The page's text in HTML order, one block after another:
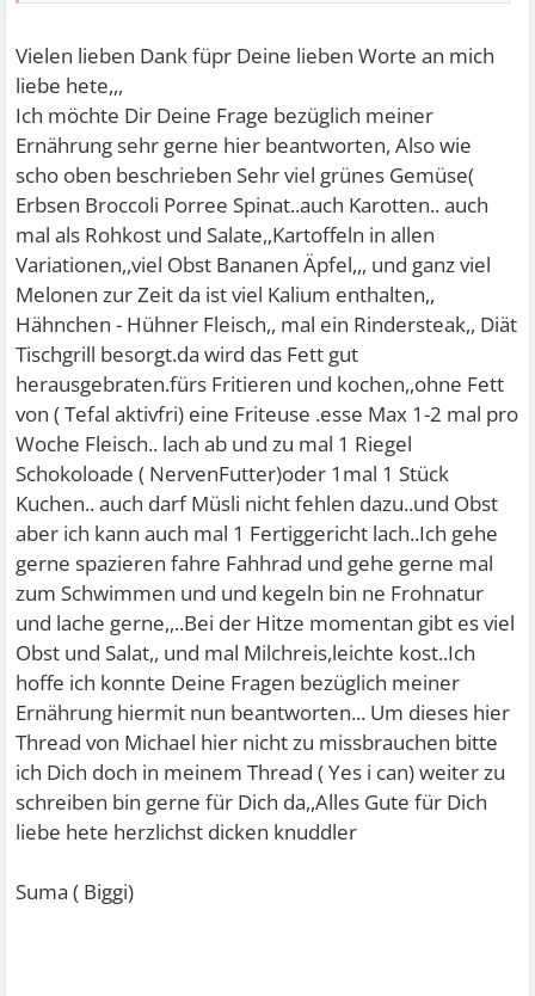
noch hier rein kommst,um unsereinen zu motivieren und
zu helfen....Könntest Du mir im Detail erklären,was Du
alles isst und trinkst??ich bin mir nämlich sehr sicher,dass
mir das eine grosse Hilfe ist.Mein Körper spielt nämlich
immer verrückt,je nachdem was ich ihm
zuführe......Lieben Dank und einen wundervollen Sonntag
noch......mimi
Vielen lieben Dank füpr Deine lieben Worte an mich
liebe hete,,,
Ich möchte Dir Deine Frage bezüglich meiner
Ernährung sehr gerne hier beantworten, Also wie
scho oben beschrieben Sehr viel grünes Gemüse(
Erbsen Broccoli Porree Spinat..auch Karotten.. auch
mal als Rohkost und Salate,,Kartoffeln in allen
Variationen,,viel Obst Bananen Äpfel,,, und ganz viel
Melonen zur Zeit da ist viel Kalium enthalten,,
Hähnchen - Hühner Fleisch,, mal ein Rindersteak,, Diät
Tischgrill besorgt.da wird das Fett gut
herausgebraten.fürs Fritieren und kochen,,ohne Fett
von ( Tefal aktivfri) eine Friteuse .esse Max 1-2 mal pro
Woche Fleisch.. lach ab und zu mal 1 Riegel
Schokoloade ( NervenFutter)oder 1mal 1 Stück
Kuchen.. auch darf Müsli nicht fehlen dazu..und Obst
aber ich kann auch mal 1 Fertiggericht lach..Ich gehe
gerne spazieren fahre Fahhrad und gehe gerne mal
zum Schwimmen und und kegeln bin ne Frohnatur
und lache gerne,,..Bei der Hitze momentan gibt es viel
Obst und Salat,, und mal Milchreis,leichte kost..Ich
hoffe ich konnte Deine Fragen bezüglich meiner
Ernährung hiermit nun beantworten... Um dieses hier
Thread von Michael hier nicht zu missbrauchen bitte
ich Dich doch in meinem Thread ( Yes i can) weiter zu
schreiben bin gerne für Dich da,,Alles Gute für Dich
liebe hete herzlichst dicken knuddler
Suma ( Biggi)